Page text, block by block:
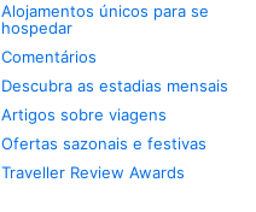
Alojamentos únicos para se
hospedar
Comentários
Descubra as estadias mensais
Artigos sobre viagens
Ofertas sazonais e festivas
Traveller Review Awards